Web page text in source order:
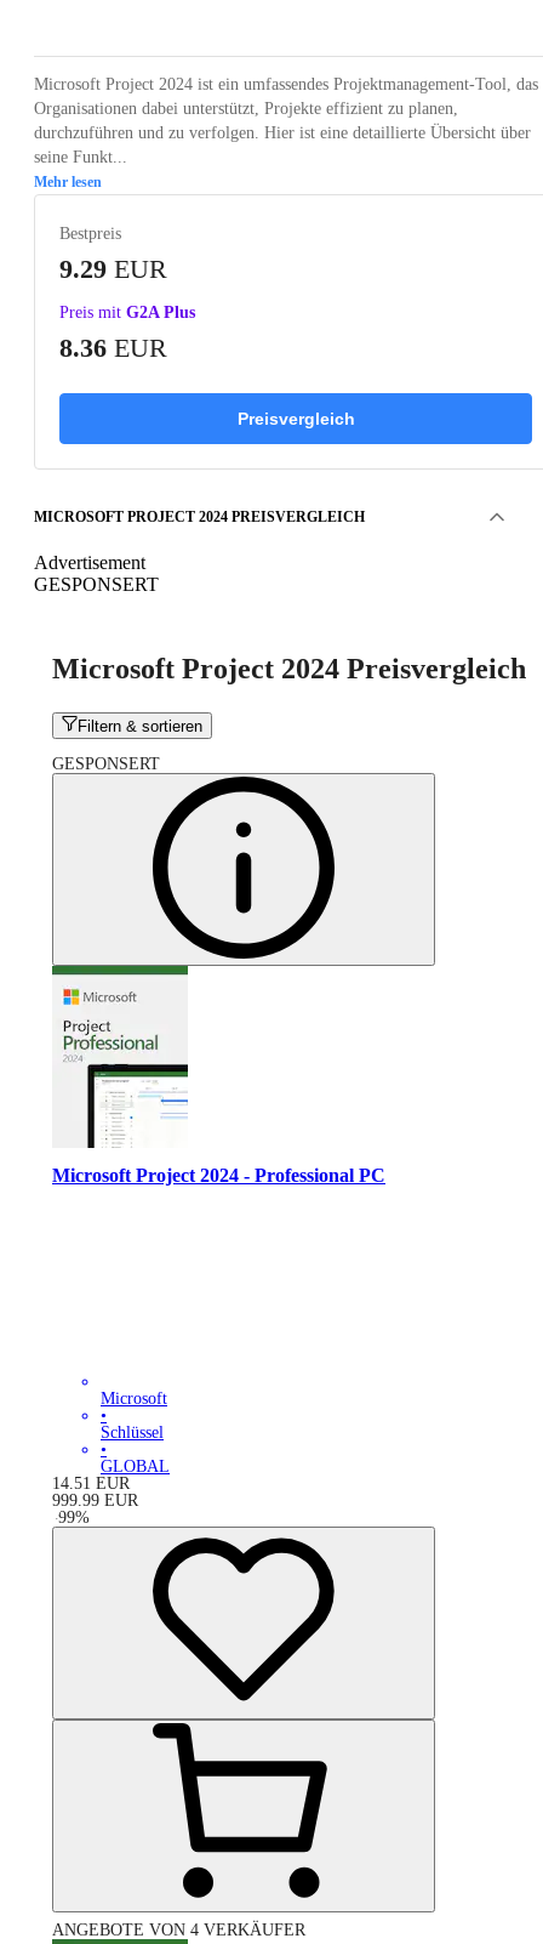
Microsoft Project 2024 ist ein umfassendes Projektmanagement-Tool, das
Organisationen dabei unterstützt, Projekte effizient zu planen,
durchzuführen und zu verfolgen. Hier ist eine detaillierte Übersicht über
seine Funkt...
Mehr lesen
Bestpreis
9.29 EUR
Preis mit G2A Plus
8.36 EUR
Preisvergleich
MICROSOFT PROJECT 2024 PREISVERGLEICH
Advertisement
GESPONSERT
Microsoft Project 2024 Preisvergleich
Filtern & sortieren
GESPONSERT
Microsoft Project 2024 - Professional PC
Microsoft
•
Schlüssel
•
GLOBAL
14.51 EUR
999.99 EUR
-99%
ANGEBOTE VON 4 VERKÄUFER